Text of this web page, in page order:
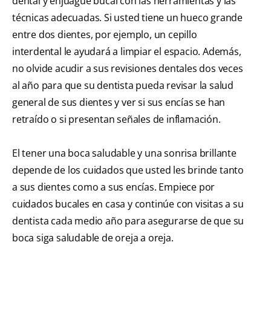
técnicas adecuadas. Si usted tiene un hueco grande
entre dos dientes, por ejemplo, un cepillo
interdental le ayudará a limpiar el espacio. Además,
no olvide acudir a sus revisiones dentales dos veces
al año para que su dentista pueda revisar la salud
general de sus dientes y ver si sus encías se han
retraído o si presentan señales de inflamación.
El tener una boca saludable y una sonrisa brillante
depende de los cuidados que usted les brinde tanto
a sus dientes como a sus encías. Empiece por
cuidados bucales en casa y continúe con visitas a su
dentista cada medio año para asegurarse de que su
boca siga saludable de oreja a oreja.